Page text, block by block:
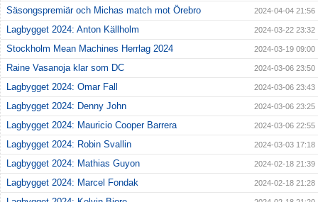
Säsongspremiär och Michas match mot Örebro 2024-04-04 21:56
Lagbygget 2024: Anton Källholm 2024-03-22 23:32
Stockholm Mean Machines Herrlag 2024 2024-03-19 09:00
Raine Vasanoja klar som DC 2024-03-06 23:50
Lagbygget 2024: Omar Fall 2024-03-06 23:43
Lagbygget 2024: Denny John 2024-03-06 23:25
Lagbygget 2024: Mauricio Cooper Barrera 2024-03-06 22:55
Lagbygget 2024: Robin Svallin 2024-03-03 17:18
Lagbygget 2024: Mathias Guyon 2024-02-18 21:39
Lagbygget 2024: Marcel Fondak 2024-02-18 21:28